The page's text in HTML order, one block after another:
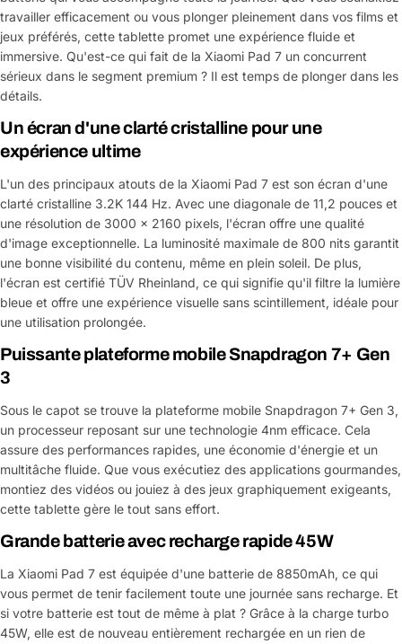
travailler efficacement ou vous plonger pleinement dans vos films et
jeux préférés, cette tablette promet une expérience fluide et
immersive. Qu'est-ce qui fait de la Xiaomi Pad 7 un concurrent
sérieux dans le segment premium ? Il est temps de plonger dans les
détails.
Un écran d'une clarté cristalline pour une
expérience ultime
L'un des principaux atouts de la Xiaomi Pad 7 est son écran d'une
clarté cristalline 3.2K 144 Hz. Avec une diagonale de 11,2 pouces et
une résolution de 3000 x 2160 pixels, l'écran offre une qualité
d'image exceptionnelle. La luminosité maximale de 800 nits garantit
une bonne visibilité du contenu, même en plein soleil. De plus,
l'écran est certifié TÜV Rheinland, ce qui signifie qu'il filtre la lumière
bleue et offre une expérience visuelle sans scintillement, idéale pour
une utilisation prolongée.
Puissante plateforme mobile Snapdragon 7+ Gen
3
Sous le capot se trouve la plateforme mobile Snapdragon 7+ Gen 3,
un processeur reposant sur une technologie 4nm efficace. Cela
assure des performances rapides, une économie d'énergie et un
multitâche fluide. Que vous exécutiez des applications gourmandes,
montiez des vidéos ou jouiez à des jeux graphiquement exigeants,
cette tablette gère le tout sans effort.
Grande batterie avec recharge rapide 45W
La Xiaomi Pad 7 est équipée d'une batterie de 8850mAh, ce qui
vous permet de tenir facilement toute une journée sans recharge. Et
si votre batterie est tout de même à plat ? Grâce à la charge turbo
45W, elle est de nouveau entièrement rechargée en un rien de